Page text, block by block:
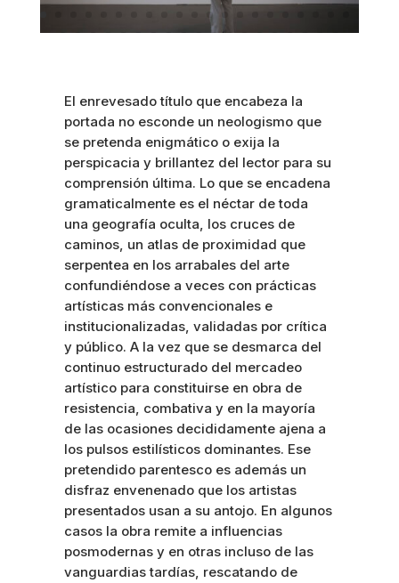
El enrevesado título que encabeza la
portada no esconde un neologismo que
se pretenda enigmático o exija la
perspicacia y brillantez del lector para su
comprensión última. Lo que se encadena
gramaticalmente es el néctar de toda
una geografía oculta, los cruces de
caminos, un atlas de proximidad que
serpentea en los arrabales del arte
confundiéndose a veces con prácticas
artísticas más convencionales e
institucionalizadas, validadas por crítica
y público. A la vez que se desmarca del
continuo estructurado del mercadeo
artístico para constituirse en obra de
resistencia, combativa y en la mayoría
de las ocasiones decididamente ajena a
los pulsos estilísticos dominantes. Ese
pretendido parentesco es además un
disfraz envenenado que los artistas
presentados usan a su antojo. En algunos
casos la obra remite a influencias
posmodernas y en otras incluso de las
vanguardias tardías, rescatando de